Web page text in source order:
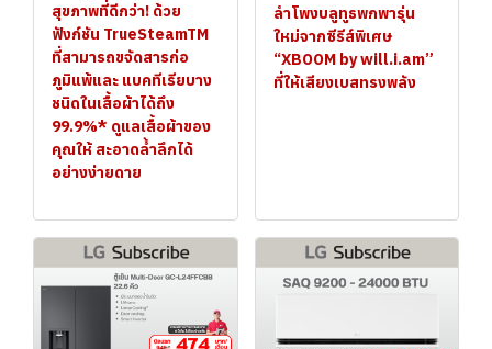
สุขภาพที่ดีกว่า! ด้วย
ฟังก์ชัน TrueSteamTM
ที่สามารถขจัดสารก่อ
ภูมิแพ้และ แบคทีเรียบาง
ชนิดในเสื้อผ้าได้ถึง
99.9%* ดูแลเสื้อผ้าของ
คุณให้ สะอาดล้ำลึกได้
อย่างง่ายดาย
ลำโพงบลูทูธพกพารุ่น
ใหม่จากซีรีส์พิเศษ
“XBOOM by will.i.am”
ที่ให้เสียงเบสทรงพลัง